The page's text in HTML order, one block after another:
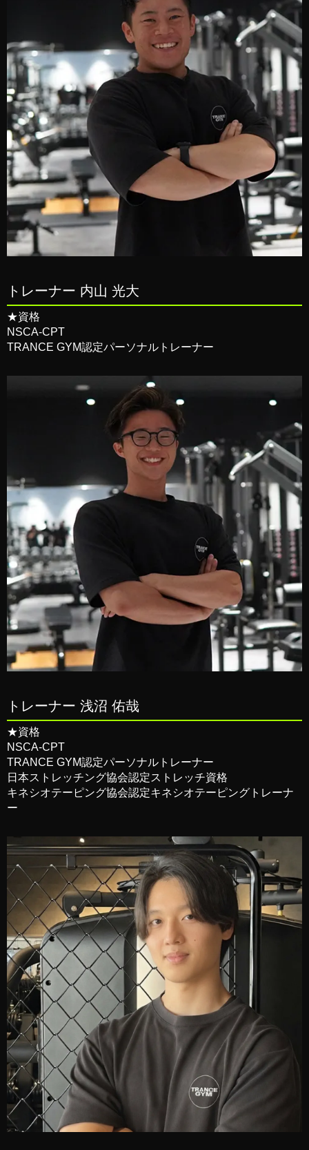
トレーナー 内山 光大
★資格
NSCA-CPT
TRANCE GYM認定パーソナルトレーナー
トレーナー 浅沼 佑哉
★資格
NSCA-CPT
TRANCE GYM認定パーソナルトレーナー
⽇本ストレッチング協会認定ストレッチ資格
キネシオテーピング協会認定キネシオテーピングトレーナ
ー